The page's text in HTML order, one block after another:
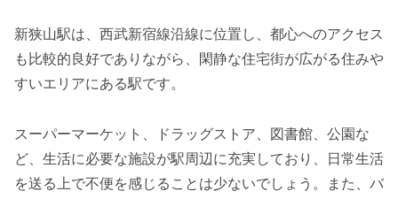
新狭山駅は、西武新宿線沿線に位置し、都心へのアクセス
も比較的良好でありながら、閑静な住宅街が広がる住みや
すいエリアにある駅です。
スーパーマーケット、ドラッグストア、図書館、公園な
ど、生活に必要な施設が駅周辺に充実しており、日常生活
を送る上で不便を感じることは少ないでしょう。また、バ